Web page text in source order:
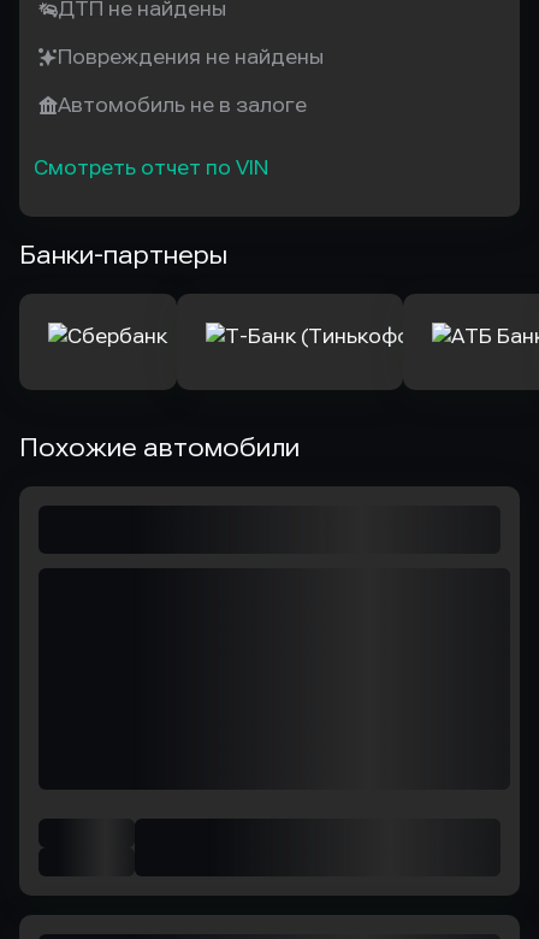
ДТП не найдены
Повреждения не найдены
Автомобиль не в залоге
Смотреть отчет по VIN
Банки-партнеры
Похожие автомобили